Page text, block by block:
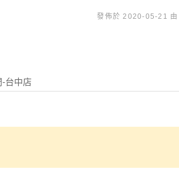
發佈於 2020-05-21 由